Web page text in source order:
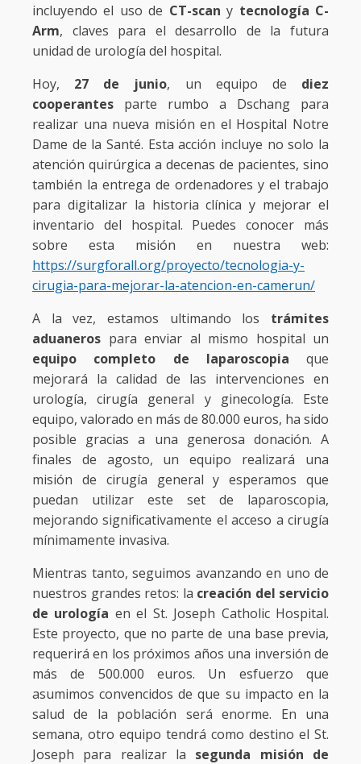
incluyendo el uso de CT-scan y tecnología C-
Arm, claves para el desarrollo de la futura
unidad de urología del hospital.
Hoy, 27 de junio, un equipo de diez
cooperantes parte rumbo a Dschang para
realizar una nueva misión en el Hospital Notre
Dame de la Santé. Esta acción incluye no solo la
atención quirúrgica a decenas de pacientes, sino
también la entrega de ordenadores y el trabajo
para digitalizar la historia clínica y mejorar el
inventario del hospital. Puedes conocer más
sobre esta misión en nuestra web:
https://surgforall.org/proyecto/tecnologia-y-
cirugia-para-mejorar-la-atencion-en-camerun/
A la vez, estamos ultimando los trámites
aduaneros para enviar al mismo hospital un
equipo completo de laparoscopia que
mejorará la calidad de las intervenciones en
urología, cirugía general y ginecología. Este
equipo, valorado en más de 80.000 euros, ha sido
posible gracias a una generosa donación. A
finales de agosto, un equipo realizará una
misión de cirugía general y esperamos que
puedan utilizar este set de laparoscopia,
mejorando significativamente el acceso a cirugía
mínimamente invasiva.
Mientras tanto, seguimos avanzando en uno de
nuestros grandes retos: la creación del servicio
de urología en el St. Joseph Catholic Hospital.
Este proyecto, que no parte de una base previa,
requerirá en los próximos años una inversión de
más de 500.000 euros. Un esfuerzo que
asumimos convencidos de que su impacto en la
salud de la población será enorme. En una
semana, otro equipo tendrá como destino el St.
Joseph para realizar la segunda misión de